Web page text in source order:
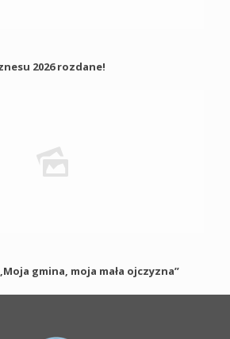
2026 rozdane!
gmina, moja mała ojczyzna”